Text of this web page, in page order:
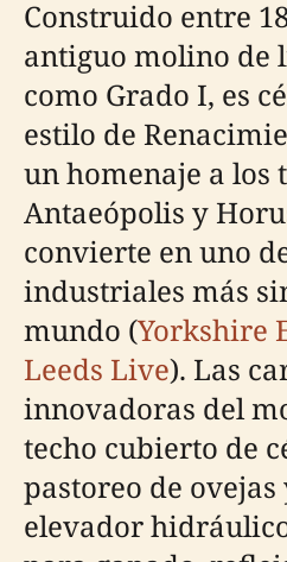
Construido entre
antiguo molino de
como Grado I, es
estilo de
un homenaje a los
Antaeópolis y
convierte en uno
industriales más
mundo (Yorkshire
Leeds Live). Las
innovadoras del
techo cubierto de
pastoreo de
elevador